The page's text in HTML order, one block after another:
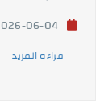
قراءه المزيد